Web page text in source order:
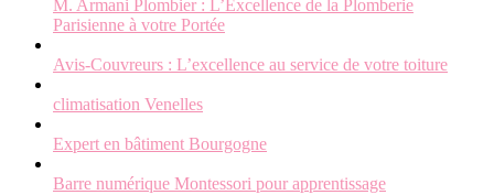
M. Armani Plombier : L’Excellence de la Plomberie
Parisienne à votre Portée
Avis-Couvreurs : L’excellence au service de votre toiture
climatisation Venelles
Expert en bâtiment Bourgogne
Barre numérique Montessori pour apprentissage